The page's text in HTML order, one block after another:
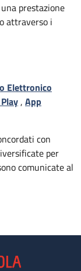
prestazione
attraverso i
Elettronico
, App
con
per
comunicate al